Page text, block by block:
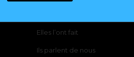
Elles l’ont fait
Ils parlent de nous